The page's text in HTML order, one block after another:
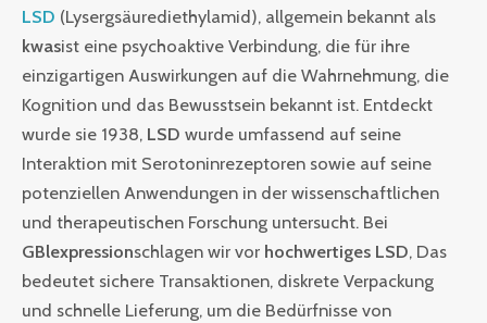
LSD (Lysergsäurediethylamid), allgemein bekannt als
kwasist eine psychoaktive Verbindung, die für ihre
einzigartigen Auswirkungen auf die Wahrnehmung, die
Kognition und das Bewusstsein bekannt ist. Entdeckt
wurde sie 1938, LSD wurde umfassend auf seine
Interaktion mit Serotoninrezeptoren sowie auf seine
potenziellen Anwendungen in der wissenschaftlichen
und therapeutischen Forschung untersucht. Bei
GBlexpressionschlagen wir vor hochwertiges LSD, Das
bedeutet sichere Transaktionen, diskrete Verpackung
und schnelle Lieferung, um die Bedürfnisse von